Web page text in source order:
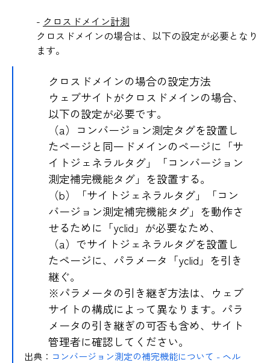
- クロスドメイン計測
クロスドメインの場合は、以下の設定が必要となり
ます。
クロスドメインの場合の設定方法
ウェブサイトがクロスドメインの場合、
以下の設定が必要です。
（a）コンバージョン測定タグを設置し
たページと同一ドメインのページに「サ
イトジェネラルタグ」「コンバージョン
測定補完機能タグ」を設置する。
（b）「サイトジェネラルタグ」「コン
バージョン測定補完機能タグ」を動作さ
せるために「yclid」が必要なため、
（a）でサイトジェネラルタグを設置し
たページに、パラメータ「yclid」を引き
継ぐ。
※パラメータの引き継ぎ方法は、ウェブ
サイトの構成によって異なります。パラ
メータの引き継ぎの可否も含め、サイト
管理者に確認してください。
出典： コンバージョン測定の補完機能について - ヘル